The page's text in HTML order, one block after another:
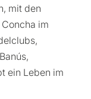
mit den
im
ein Leben im
Ihr Interesse *